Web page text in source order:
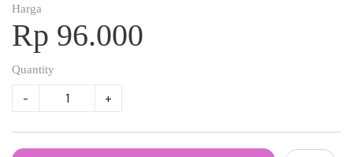
Harga
Rp 96.000
Quantity
- +